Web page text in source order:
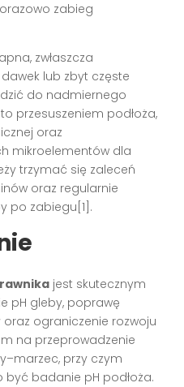
zabieg
zwłaszcza
lub zbyt częste
do nadmiernego
przesuszeniem podłoża,
oraz
mikroelementów dla
trzymać się zaleceń
oraz regularnie
po zabiegu[1].
jest skutecznym
pH gleby, poprawę
ograniczenie rozwoju
na przeprowadzenie
przy czym
badanie pH podłoża.